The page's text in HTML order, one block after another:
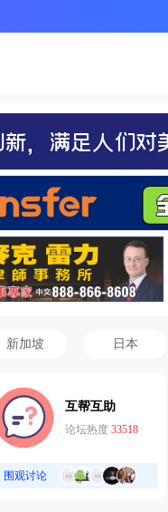
新加坡 日本
互帮互助
论坛热度 33518
围观讨论